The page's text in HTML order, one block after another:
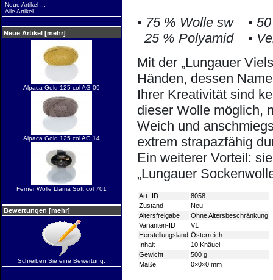
Neue Artikel ...
Alle Artikel ...
Neue Artikel [mehr]
Alpaca Gold 125 col AG 09
Alpaca Gold 125 col AG 14
Ferner Wolle Llama Soft col 701
Bewertungen [mehr]
Schreiben Sie eine Bewertung.
• 75 % Wolle sw •
25 % Polyamid •
Mit der „Lungauer
Händen, dessen
Ihrer Kreativität sind
dieser Wolle möglich,
Weich und
extrem strapazfähig
Ein weiterer Vorteil:
„Lungauer
Art.-ID
8058
Zustand
Neu
Altersfreigabe
Ohne Altersbeschränkung
Varianten-ID
V1
Herstellungsland Österreich
Inhalt
10 Knäuel
Gewicht
500 g
Maße
0×0×0 mm